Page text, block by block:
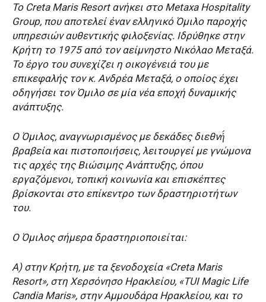
Το Creta Maris Resort ανήκει στο Metaxa Hospitality
Group, που αποτελεί έναν ελληνικό Όμιλο παροχής
υπηρεσιών αυθεντικής φιλοξενίας. Ιδρύθηκε στην
Κρήτη το 1975 από τον αείμνηστο Νικόλαο Μεταξά.
Το έργο του συνεχίζει η οικογένειά του με
επικεφαλής τον κ. Ανδρέα Μεταξά, ο οποίος έχει
οδηγήσει τον Όμιλο σε μία νέα εποχή δυναμικής
ανάπτυξης.
Ο Όμιλος, αναγνωρισμένος με δεκάδες διεθνή́
βραβεία και πιστοποιήσεις, λειτουργεί με γνώμονα
τις αρχές της Βιώσιμης Ανάπτυξης, όπου
εργαζόμενοι, τοπική κοινωνία και επισκέπτες
βρίσκονται στο επίκεντρο των δραστηριοτήτων
του.
Ο Όμιλος σήμερα δραστηριοποιείται:
Α) στην Κρήτη, με τα ξενοδοχεία «Creta Maris
Resort», στη Χερσόνησο Ηρακλείου, «TUI Magic Life
Candia Maris», στην Αμμουδάρα Ηρακλείου, και το